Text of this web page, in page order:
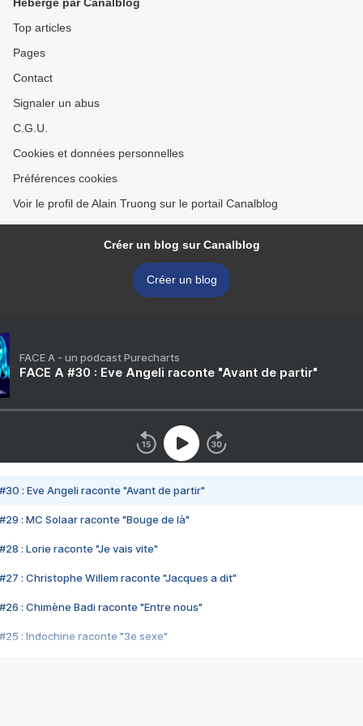
Top articles
Pages
Contact
Signaler un abus
C.G.U.
Cookies et données personnelles
Préférences cookies
Voir le profil de Alain Truong sur le portail Canalblog
Créer un blog sur Canalblog
Créer un blog
FACE A - un podcast Purecharts
FACE A #30 : Eve Angeli raconte "Avant de partir"
#30 : Eve Angeli raconte "Avant de partir"
#29 : MC Solaar raconte "Bouge de là"
#28 : Lorie raconte "Je vais vite"
#27 : Christophe Willem raconte "Jacques a dit"
#26 : Chimène Badi raconte "Entre nous"
#25 : Indochine raconte "3e sexe"